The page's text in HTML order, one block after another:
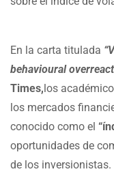
En la carta titulada
behavioural
Times,los
los mercados
conocido como el
oportunidades de
de los inversionistas.